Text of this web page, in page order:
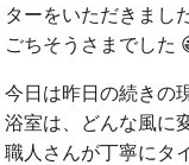
ターをいただきまし
ごちそうさまでした
今日は昨日の続きの
浴室は、どんな風に
職人さんが丁寧にタ